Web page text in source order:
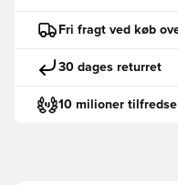
Fri fragt ved køb
30 dages returret
10 milioner